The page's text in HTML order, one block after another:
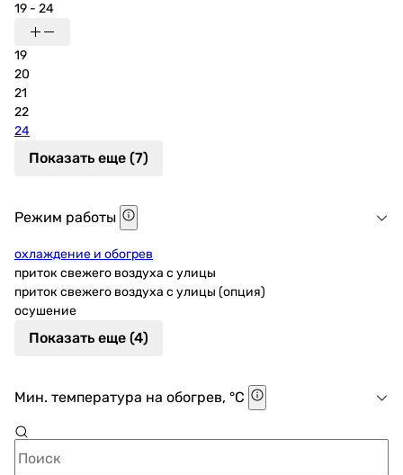
19 - 24
19
20
21
22
24
Показать еще (7)
Режим работы
охлаждение и обогрев
приток свежего воздуха с улицы
приток свежего воздуха с улицы (опция)
осушение
Показать еще (4)
Мин. температура на обогрев, °C